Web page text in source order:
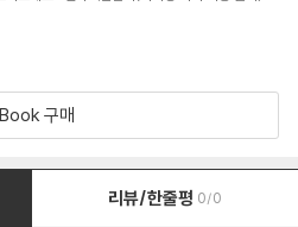
구매
리뷰/한줄평 0/0